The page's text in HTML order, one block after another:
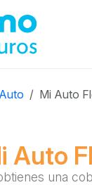
Mi Auto
Auto
una